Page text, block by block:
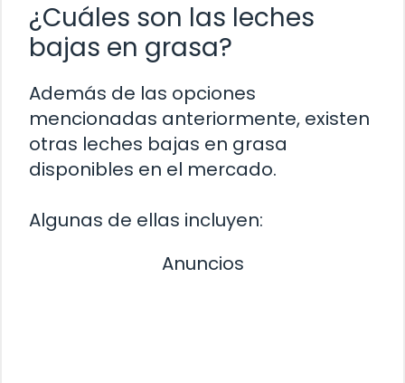
¿Cuáles son las leches
bajas en grasa?
Además de las opciones
mencionadas anteriormente, existen
otras leches bajas en grasa
disponibles en el mercado.
Algunas de ellas incluyen:
Anuncios